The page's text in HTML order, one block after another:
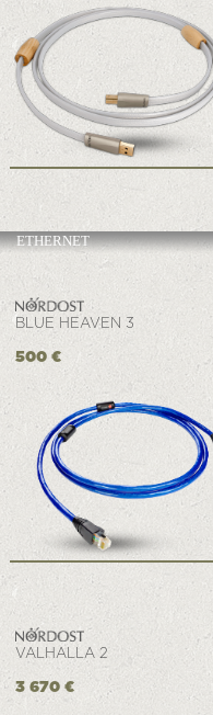
ETHERNET
BLUE HEAVEN 3
500 €
VALHALLA 2
3 670 €